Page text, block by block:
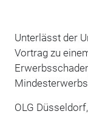
Unterlässt der
Vortrag zu
OLG